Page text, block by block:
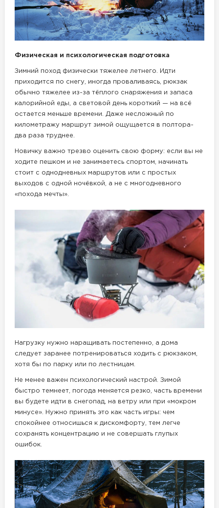
Физическая и психологическая подготовка
Зимний поход физически тяжелее летнего. Идти
приходится по снегу, иногда проваливаясь, рюкзак
обычно тяжелее из-за тёплого снаряжения и запаса
калорийной еды, а световой день короткий — на всё
остается меньше времени. Даже несложный по
километражу маршрут зимой ощущается в полтора-
два раза труднее.
Новичку важно трезво оценить свою форму: если вы не
ходите пешком и не занимаетесь спортом, начинать
стоит с однодневных маршрутов или с простых
выходов с одной ночёвкой, а не с многодневного
«похода мечты».
Нагрузку нужно наращивать постепенно, а дома
следует заранее потренироваться ходить с рюкзаком,
хотя бы по парку или по лестницам.
Не менее важен психологический настрой. Зимой
быстро темнеет, погода меняется резко, часть времени
вы будете идти в снегопад, на ветру или при «мокром
минусе». Нужно принять это как часть игры: чем
спокойнее относишься к дискомфорту, тем легче
сохранять концентрацию и не совершать глупых
ошибок.